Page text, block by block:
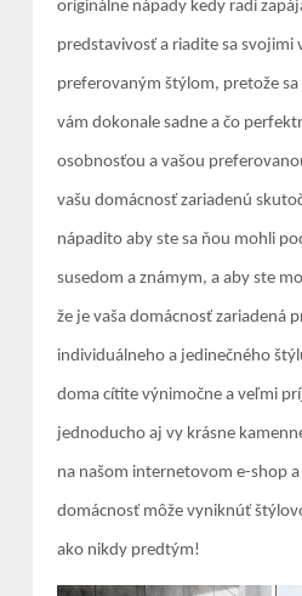
originálne nápady kedy radi
predstavivosť a riadite sa
preferovaným štýlom, pretože
vám dokonale sadne a čo
osobnosťou a vašou
vašu domácnosť zariadenú
nápadito aby ste sa ňou mohli
susedom a známym, a aby ste
že je vaša domácnosť zariadená
individuálneho a jedinečného
doma cítite výnimočne a veľmi
jednoducho aj vy krásne
na našom internetovom e-shop
domácnosť môže vyniknúť
ako nikdy predtým!